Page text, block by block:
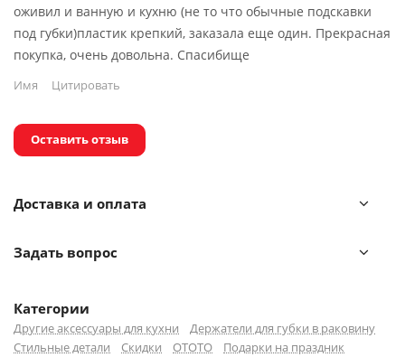
Пусть это милое и практичное существо заботится о
чистоте вашей кухни!
Уникальный запатентованный дизайн.
Можно мыть в посудомоечной машине.
Крепится при помощи присоски.
историй и мифов, которые оживают в вашем доме.
нотку юмора и радости, предлагая уникальные
решения, способные удивить и порадовать.
оживил и ванную и кухню (не то что обычные подскавки
под губки)пластик крепкий, заказала еще один. Прекрасная
покупка, очень довольна. Спасибище
Имя Цитировать
Оставить отзыв
Доставка и оплата
Задать вопрос
Категории
Другие аксессуары для кухни
Держатели для губки в раковину
Стильные детали
Скидки OTOTO
Подарки на праздник